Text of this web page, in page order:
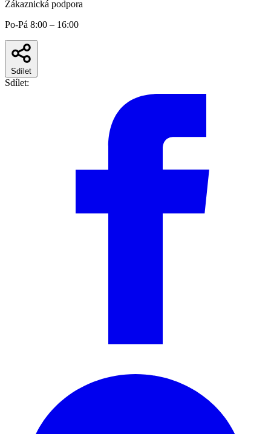
Zákaznická podpora
Po-Pá 8:00 – 16:00
Sdílet
Sdílet: